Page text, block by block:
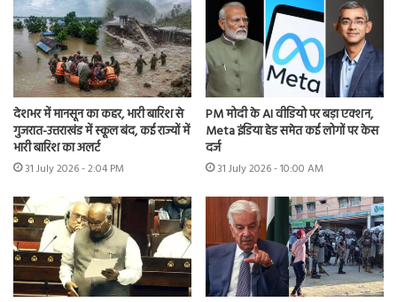
देशभर में मानसून का कहर, भारी बारिश से
गुजरात-उत्तराखंड में स्कूल बंद, कई राज्यों में
भारी बारिश का अलर्ट
31 July 2026 - 2:04 PM
PM मोदी के AI वीडियो पर बड़ा एक्शन,
Meta इंडिया हेड समेत कई लोगों पर केस
दर्ज
31 July 2026 - 10:00 AM